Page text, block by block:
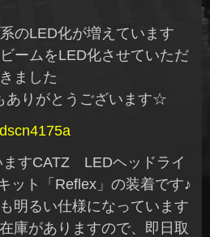
のLED化が増えています
ームをLED化させていただ
きました
ありがとうございます☆
ますCATZ LEDヘッドライ
ット「Reflex」の装着です♪
明るい仕様になっています
庫がありますので、即日取